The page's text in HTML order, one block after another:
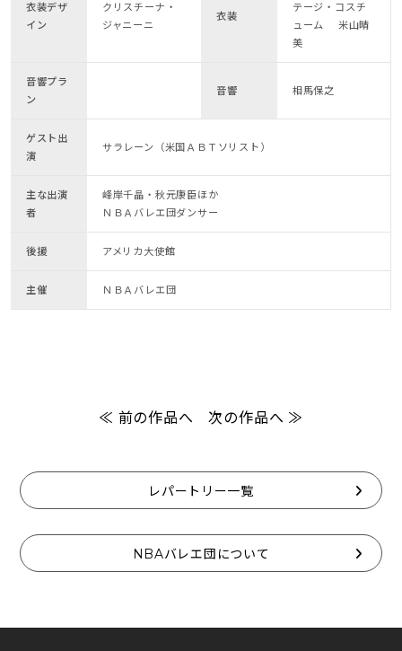
衣装デザ
イン
クリスチーナ・
ジャニーニ
衣装
テージ・コスチ
ューム 米山晴
美
音響プラ
ン
音響 相馬保之
ゲスト出
演
サラレーン（米国ＡＢＴソリスト）
主な出演
者
峰岸千晶・秋元康臣ほか
ＮＢＡバレエ団ダンサー
後援 アメリカ大使館
主催 ＮＢＡバレエ団
≪ 前の作品へ 次の作品へ ≫
レパートリー一覧
NBAバレエ団について